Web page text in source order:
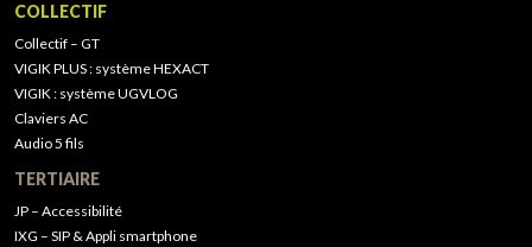
COLLECTIF
Collectif – GT
VIGIK PLUS : système HEXACT
VIGIK : système UGVLOG
Claviers AC
Audio 5 fils
TERTIAIRE
JP – Accessibilité
IXG – SIP & Appli smartphone